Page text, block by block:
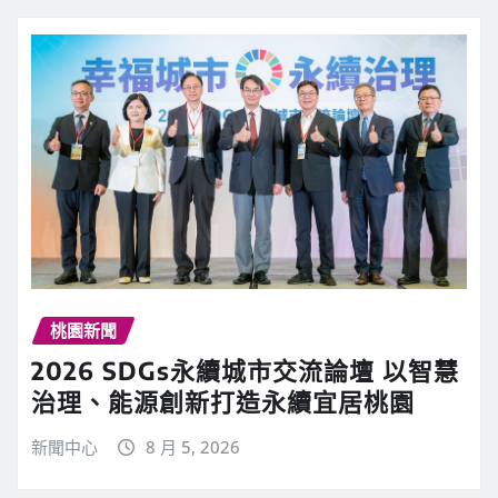
桃園新聞
2026 SDGs永續城市交流論壇 以智慧
治理、能源創新打造永續宜居桃園
新聞中心 8 月 5, 2026